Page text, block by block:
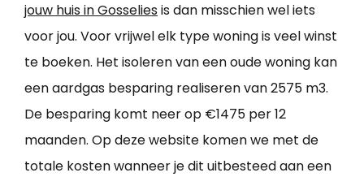
jouw huis in Gosseliesis dan misschien wel iets
voor jou. Voor vrijwel elk type woning is veel winst
te boeken. Het isoleren van een oude woning kan
een aardgas besparing realiseren van 2575 m3.
De besparing komt neer op €1475 per 12
maanden. Op deze website komen we met de
totale kosten wanneer je dit uitbesteed aan een